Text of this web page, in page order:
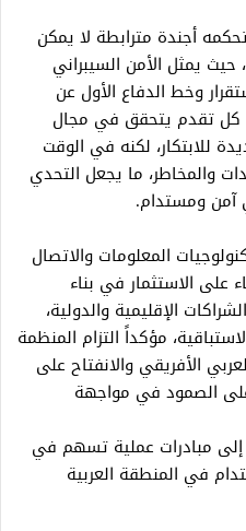
أجندة مترابطة لا يمكن
يمثل الأمن السيبراني
وخط الدفاع الأول عن
كل تقدم يتحقق في مجال
للابتكار، لكنه في الوقت
والمخاطر، ما يجعل التحدي
ومستدام.
المعلومات والاتصال
على الاستثمار في بناء
الإقليمية والدولية،
مؤكداً التزام المنظمة
الأفريقي والانفتاح على
على الصمود في مواجهة
إلى مبادرات عملية تسهم في
في المنطقة العربية